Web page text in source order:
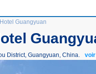
Guangyuan
District, Guangyuan, China.